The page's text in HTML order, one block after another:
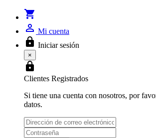
shopping_cart
person_outline Mi cuenta
lock Iniciar sesión
×
lock
Clientes Registrados
Si tiene una cuenta con nosotros, por
datos.